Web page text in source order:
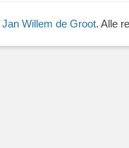
Jan Willem de Groot. Alle